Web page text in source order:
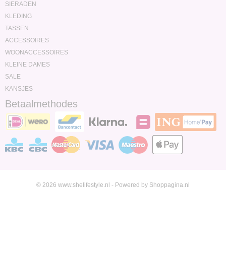
SIERADEN
KLEDING
TASSEN
ACCESSOIRES
WOONACCESSOIRES
KLEINE DAMES
SALE
KANSJES
Betaalmethodes
© 2026 www.shelifestyle.nl - Powered by Shoppagina.nl